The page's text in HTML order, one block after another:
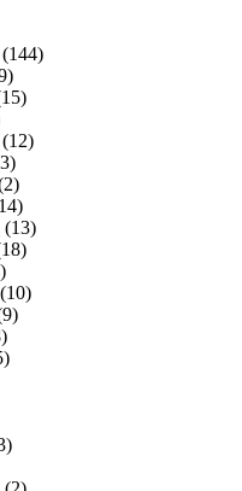
(144)
(12)
(13)
(10)